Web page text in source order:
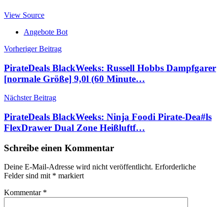
View Source
Angebote Bot
Beitragsnavigation
Vorheriger Beitrag
PirateDeals BlackWeeks: Russell Hobbs Dampfgarer
[normale Größe] 9,0l (60 Minute…
Nächster Beitrag
PirateDeals BlackWeeks: Ninja Foodi Pirate-Dea#ls
FlexDrawer Dual Zone Heißluftf…
Schreibe einen Kommentar
Deine E-Mail-Adresse wird nicht veröffentlicht. Erforderliche
Felder sind mit * markiert
Kommentar *